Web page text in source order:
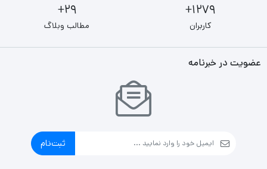
1279+
کاربران
29+
مطالب وبلاگ
عضویت در خبرنامه
ثبت‌نام